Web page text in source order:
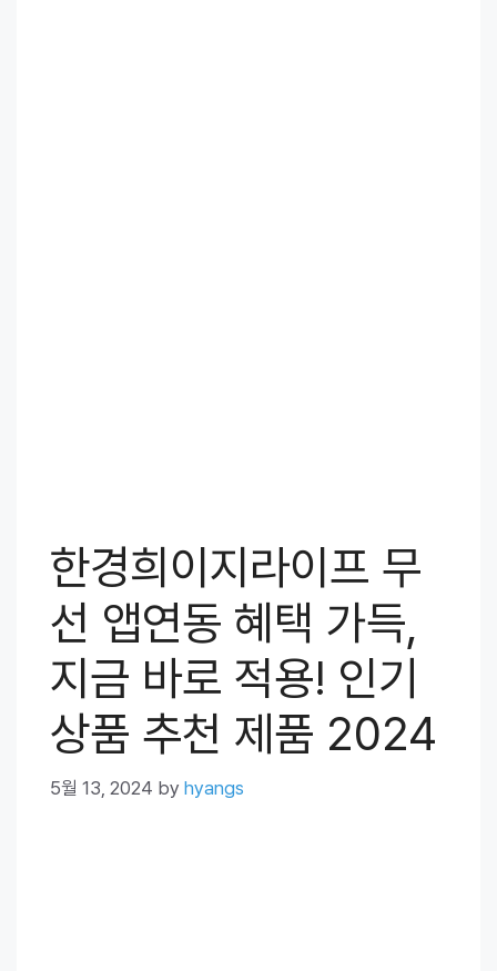
한경희이지라이프 무
선 앱연동 혜택 가득,
지금 바로 적용! 인기
상품 추천 제품 2024
5월 13, 2024 by hyangs